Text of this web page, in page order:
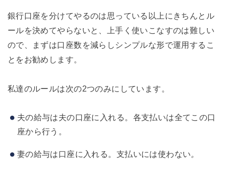
銀行口座を分けてやるのは思っている以上にきちんとル
ールを決めてやらないと、上手く使いこなすのは難しい
ので、まずは口座数を減らしシンプルな形で運用するこ
とをお勧めします。
私達のルールは次の2つのみにしています。
夫の給与は夫の口座に入れる。各支払いは全てこの口
座から行う。
妻の給与は口座に入れる。支払いには使わない。